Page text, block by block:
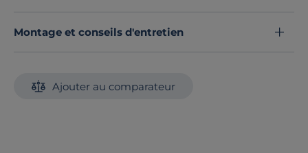
Montage et conseils d'entretien
Ajouter au comparateur